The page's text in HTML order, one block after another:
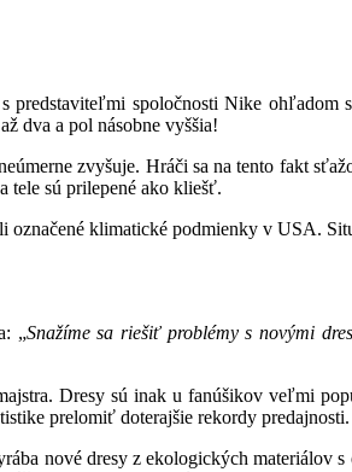
predstaviteľmi spoločnosti Nike
dva a pol násobne vyššia!
zvyšuje. Hráči sa na tento fakt
tele sú prilepené ako kliešť.
klimatické podmienky v USA.
„Snažíme sa riešiť problémy s novými
Dresy sú inak u fanúšikov veľmi
prelomiť doterajšie rekordy predajnosti.
nové dresy z ekologických materiálov